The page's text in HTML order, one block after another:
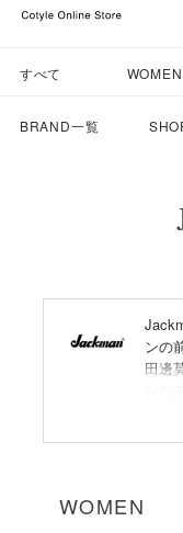
すべて WOMEN
BRAND一覧
ンの
田邊
精
立
が
WOMEN